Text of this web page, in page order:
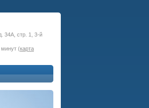
34А, стр. 1, 3-й
минут (карта